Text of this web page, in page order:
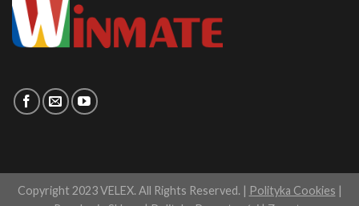
Copyright 2023 VELEX. All Rights Reserved. | Polityka Cookies |